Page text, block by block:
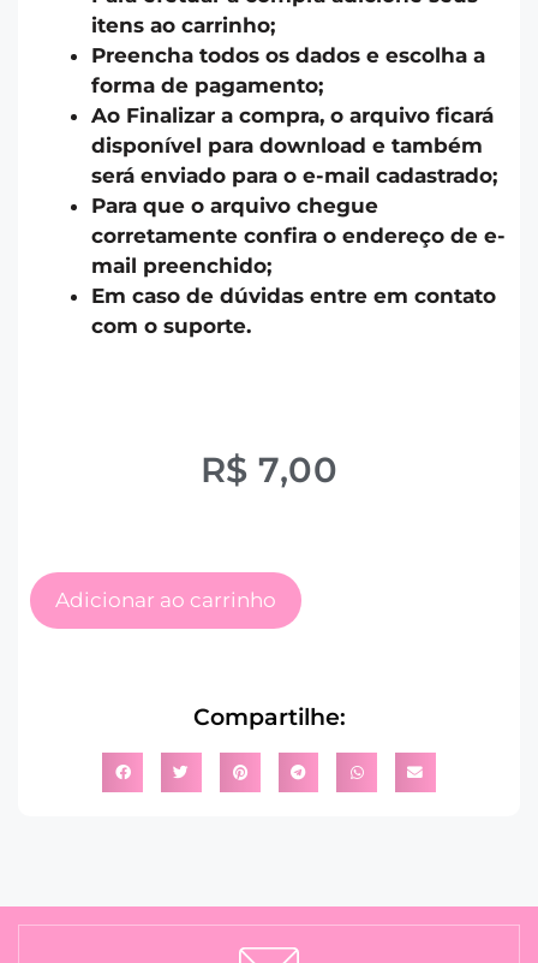
itens ao carrinho;
Preencha todos os dados e escolha a
forma de pagamento;
Ao Finalizar a compra, o arquivo ficará
disponível para download e também
será enviado para o e-mail cadastrado;
Para que o arquivo chegue
corretamente confira o endereço de e-
mail preenchido;
Em caso de dúvidas entre em contato
com o suporte.
R$ 7,00
Adicionar ao carrinho
Compartilhe: